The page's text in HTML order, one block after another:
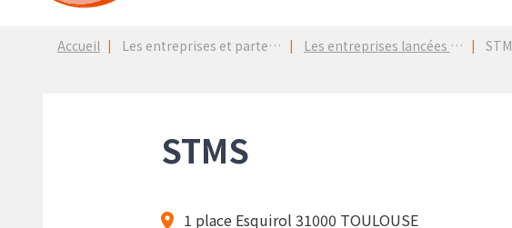
Fil
Accueil Les entreprises et partenaires Les entreprises lancées dans un PDM
STMS
1 place Esquirol 31000 TOULOUSE